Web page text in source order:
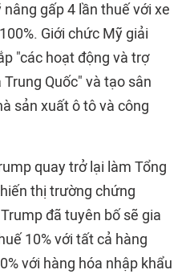
gấp 4 lần thuế với xe
Giới chức Mỹ giải
"các hoạt động và trợ
Quốc" và tạo sân
sản xuất ô tô và công
quay trở lại làm Tổng
thị trường chứng
đã tuyên bố sẽ gia
10% với tất cả hàng
với hàng hóa nhập khẩu